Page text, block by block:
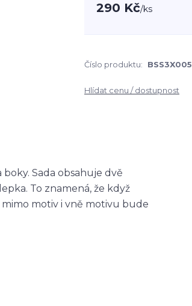
290 Kč/ks
Číslo produktu: BSS3X005
Hlídat cenu / dostupnost
Sada obsahuje dvě
To znamená, že když
motiv i vně motivu bude